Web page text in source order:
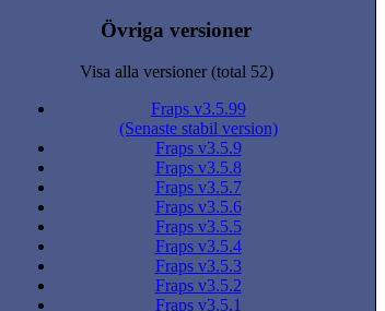
Övriga versioner
Visa alla versioner (total 52)
Fraps v3.5.99
(Senaste stabil version)
Fraps v3.5.9
Fraps v3.5.8
Fraps v3.5.7
Fraps v3.5.6
Fraps v3.5.5
Fraps v3.5.4
Fraps v3.5.3
Fraps v3.5.2
Fraps v3.5.1